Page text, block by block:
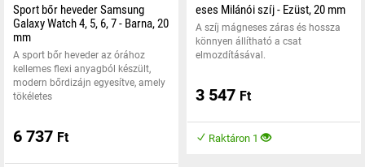
Sport bőr heveder Samsung
Galaxy Watch 4, 5, 6, 7 - Barna, 20
mm
A sport bőr heveder az órához
kellemes flexi anyagból készült,
modern bőrdizájn egyesítve, amely
tökéletes
6 737 Ft
eses Milánói szíj - Ezüst, 20 mm
A szíj mágneses záras és hossza
könnyen állítható a csat
elmozdításával.
3 547 Ft
Raktáron 1